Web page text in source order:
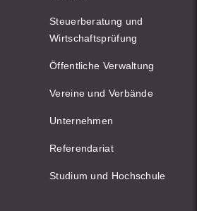
Steuerberatung und
Wirtschaftsprüfung
Öffentliche Verwaltung
Vereine und Verbände
Unternehmen
Referendariat
Studium und Hochschule